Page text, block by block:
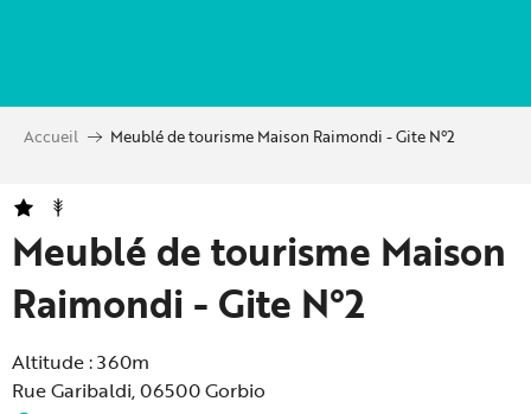
principal
Accueil Meublé de tourisme Maison Raimondi - Gite N°2
Meublé de tourisme Maison
Raimondi - Gite N°2
Altitude : 360m
Rue Garibaldi, 06500 Gorbio